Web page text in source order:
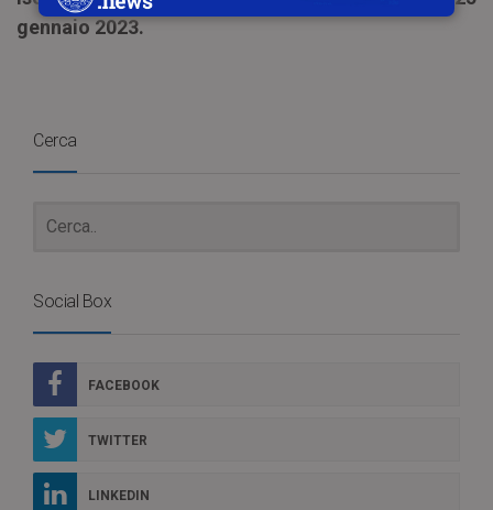
gennaio 2023.
Cerca
Social Box
FACEBOOK
TWITTER
LINKEDIN